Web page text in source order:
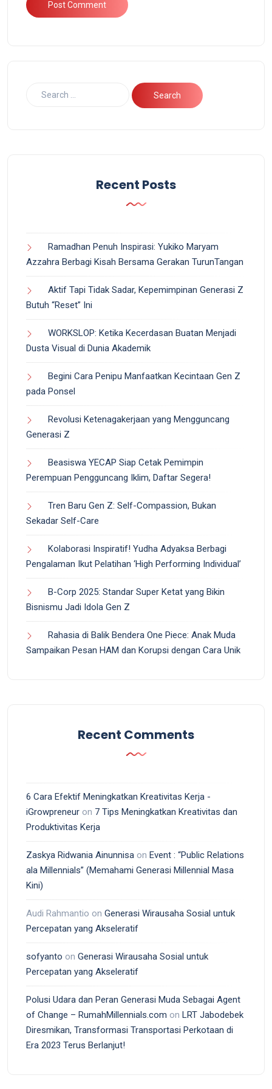
Recent Posts
Ramadhan Penuh Inspirasi: Yukiko Maryam
Azzahra Berbagi Kisah Bersama Gerakan TurunTangan
Aktif Tapi Tidak Sadar, Kepemimpinan Generasi Z
Butuh “Reset” Ini
WORKSLOP: Ketika Kecerdasan Buatan Menjadi
Dusta Visual di Dunia Akademik
Begini Cara Penipu Manfaatkan Kecintaan Gen Z
pada Ponsel
Revolusi Ketenagakerjaan yang Mengguncang
Generasi Z
Beasiswa YECAP Siap Cetak Pemimpin
Perempuan Pengguncang Iklim, Daftar Segera!
Tren Baru Gen Z: Self-Compassion, Bukan
Sekadar Self-Care
Kolaborasi Inspiratif! Yudha Adyaksa Berbagi
Pengalaman Ikut Pelatihan ‘High Performing Individual’
B-Corp 2025: Standar Super Ketat yang Bikin
Bisnismu Jadi Idola Gen Z
Rahasia di Balik Bendera One Piece: Anak Muda
Sampaikan Pesan HAM dan Korupsi dengan Cara Unik
Recent Comments
6 Cara Efektif Meningkatkan Kreativitas Kerja -
iGrowpreneur on 7 Tips Meningkatkan Kreativitas dan
Produktivitas Kerja
Zaskya Ridwania Ainunnisa on Event : “Public Relations
ala Millennials” (Memahami Generasi Millennial Masa
Kini)
Audi Rahmantio on Generasi Wirausaha Sosial untuk
Percepatan yang Akseleratif
sofyanto on Generasi Wirausaha Sosial untuk
Percepatan yang Akseleratif
Polusi Udara dan Peran Generasi Muda Sebagai Agent
of Change – RumahMillennials.com on LRT Jabodebek
Diresmikan, Transformasi Transportasi Perkotaan di
Era 2023 Terus Berlanjut!